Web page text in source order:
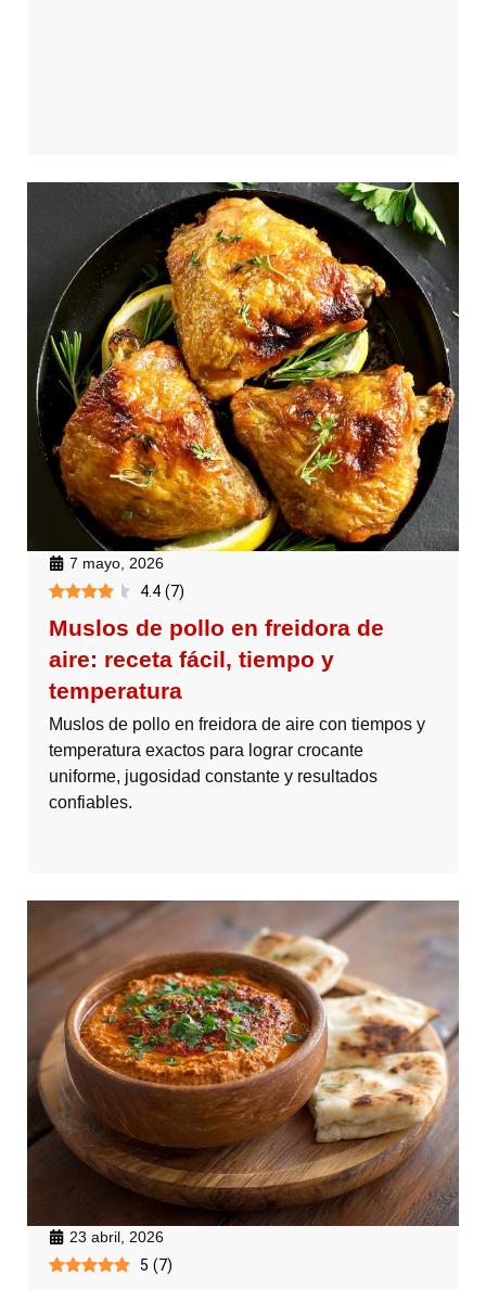
7 mayo, 2026
4.4 (7)
Muslos de pollo en freidora de
aire: receta fácil, tiempo y
temperatura
Muslos de pollo en freidora de aire con tiempos y
temperatura exactos para lograr crocante
uniforme, jugosidad constante y resultados
confiables.
23 abril, 2026
5 (7)